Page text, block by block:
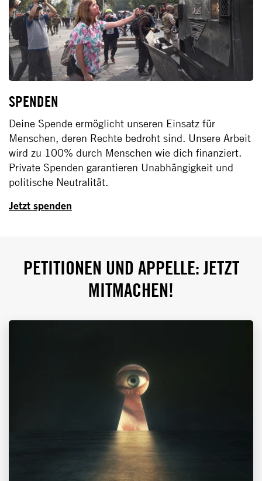
SPENDEN
Deine Spende ermöglicht unseren Einsatz für
Menschen, deren Rechte bedroht sind. Unsere Arbeit
wird zu 100% durch Menschen wie dich finanziert.
Private Spenden garantieren Unabhängigkeit und
politische Neutralität.
Jetzt spenden
PETITIONEN UND APPELLE: JETZT
MITMACHEN!